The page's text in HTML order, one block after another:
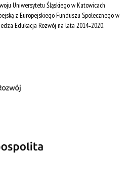
Uniwersytetu Śląskiego w Katowicach
z Europejskiego Funduszu Społecznego w
Edukacja Rozwój na lata 2014˗2020.